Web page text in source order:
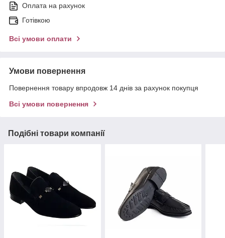
Оплата на рахунок
Готівкою
Всі умови оплати
Умови повернення
Повернення товару впродовж 14 днів за рахунок покупця
Всі умови повернення
Подібні товари компанії